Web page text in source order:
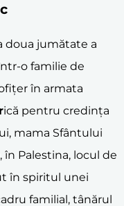
doua jumătate a
o familie de
în armata
ică pentru credința
mama Sfântului
în Palestina, locul de
în spiritul unei
familial, tânărul